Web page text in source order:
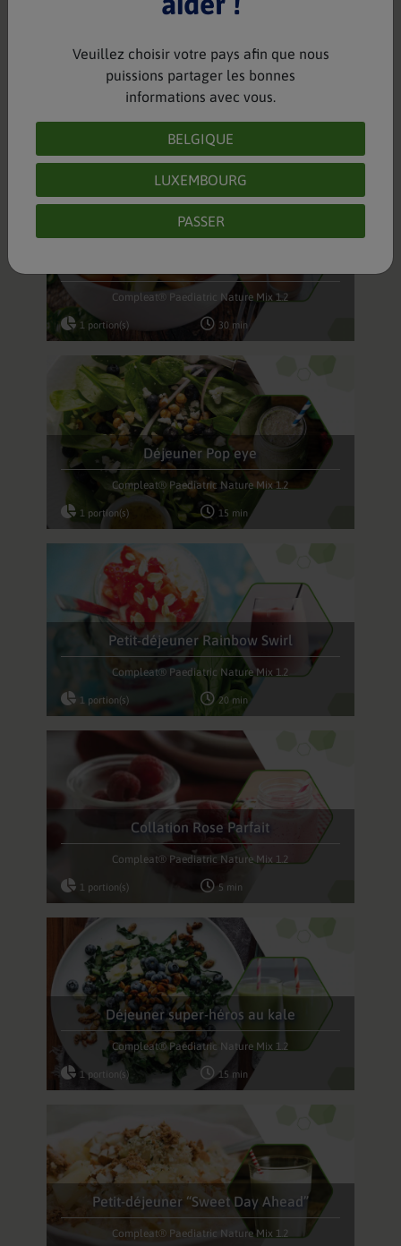
Goûter à base de poires
10 min
Compleat® Paediatric Nature Mix 1.2
1 portion(s) 30 min
Déjeuner Pop eye
Compleat® Paediatric Nature Mix 1.2
1 portion(s) 15 min
Petit-déjeuner Rainbow Swirl
Compleat® Paediatric Nature Mix 1.2
1 portion(s) 20 min
Collation Rose Parfait
Compleat® Paediatric Nature Mix 1.2
1 portion(s) 5 min
Déjeuner super-héros au kale
Compleat® Paediatric Nature Mix 1.2
1 portion(s) 15 min
Petit-déjeuner “Sweet Day Ahead”
Compleat® Paediatric Nature Mix 1.2
Veuillez choisir votre pays afin que nous
puissions partager les bonnes
informations avec vous.
BELGIQUE
LUXEMBOURG
PASSER